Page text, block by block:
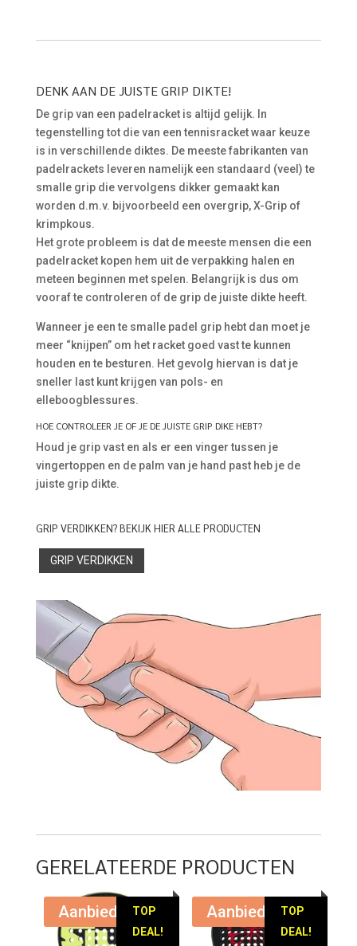
DENK AAN DE JUISTE GRIP DIKTE!
De grip van een padelracket is altijd gelijk. In
tegenstelling tot die van een tennisracket waar keuze
is in verschillende diktes. De meeste fabrikanten van
padelrackets leveren namelijk een standaard (veel) te
smalle grip die vervolgens dikker gemaakt kan
worden d.m.v. bijvoorbeeld een overgrip, X-Grip of
krimpkous.
Het grote probleem is dat de meeste mensen die een
padelracket kopen hem uit de verpakking halen en
meteen beginnen met spelen. Belangrijk is dus om
vooraf te controleren of de grip de juiste dikte heeft.
Wanneer je een te smalle padel grip hebt dan moet je
meer “knijpen” om het racket goed vast te kunnen
houden en te besturen. Het gevolg hiervan is dat je
sneller last kunt krijgen van pols- en
elleboogblessures.
HOE CONTROLEER JE OF JE DE JUISTE GRIP DIKE HEBT?
Houd je grip vast en als er een vinger tussen je
vingertoppen en de palm van je hand past heb je de
juiste grip dikte.
GRIP VERDIKKEN? BEKIJK HIER ALLE PRODUCTEN
GRIP VERDIKKEN
GERELATEERDE PRODUCTEN
TOP
DEAL!
Aanbieding!
TOP
DEAL!
Aanbieding!